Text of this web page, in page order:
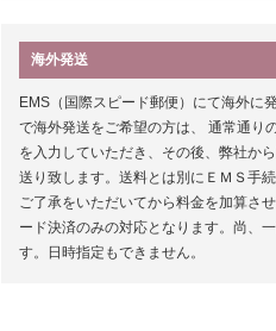
海外発送
EMS（国際スピード郵便）にて海外に
で海外発送をご希望の方は、 通常通り
を入力していただき、その後、弊社か
送り致します。送料とは別にＥＭＳ手
ご了承をいただいてから料金を加算さ
ード決済のみの対応となります。尚、
す。日時指定もできません。